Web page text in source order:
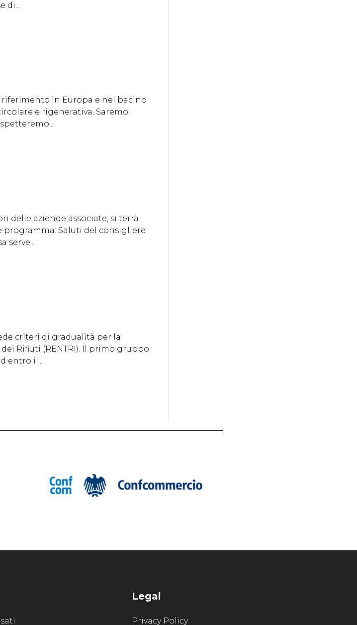
di...
in Europa e nel bacino
e rigenerativa. Saremo
delle aziende associate, si terrà
programma: Saluti del consigliere
serve...
criteri di gradualità per la
Rifiuti (RENTRI). Il primo gruppo
entro il...
Legal
Privacy Policy